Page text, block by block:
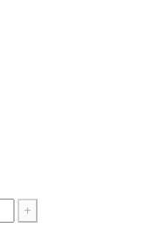
+